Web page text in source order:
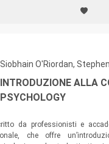
narrativo, fino a giungere
siciliano. Una lettura
Siobhain O'Riordan,
INTRODUZIONE ALLA
PSYCHOLOGY
da professionisti e
che offre